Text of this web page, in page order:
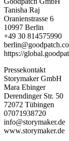
Tanisha Raj
Oranienstrasse 6
10997 Berlin
+49 30 814575990
https://
Pressekontakt
Storymaker GmbH
Mara Ebinger
Derendinger Str. 50
72072 Tübingen
07071938720
info@storymaker.de
www.storymaker.de